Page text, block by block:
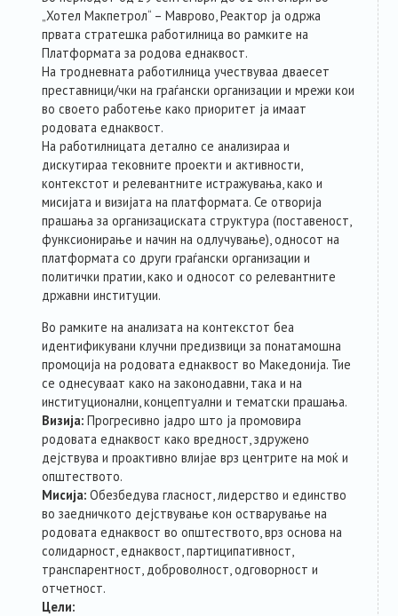
„Хотел Макпетрол“ – Маврово, Реактор ја одржа
првата стратешка работилница во рамките на
Платформата за родова еднаквост.
На тродневната работилница учествуваа дваесет
преставници/чки на граѓански организации и мрежи кои
во своето работење како приоритет ја имаат
родовата еднаквост.
На работилницата детално се анализираа и
дискутираа тековните проекти и активности,
контекстот и релевантните истражувања, како и
мисијата и визијата на платформата. Се отворија
прашања за организациската структура (поставеност,
функсионирање и начин на одлучување), односот на
платформата со други граѓански организации и
политички пратии, како и односот со релевантните
државни институции.
Во рамките на анализата на контекстот беа
идентификувани клучни предизвици за понатамошна
промоција на родовата еднаквост во Македонија. Тие
се однесуваат како на законодавни, така и на
институционални, концептуални и тематски прашања.
Визија:Прогресивно јадро што ја промовира
родовата еднаквост како вредност, здружено
дејствува и проактивно влијае врз центрите на моќ и
општеството.
Мисија:Обезбедува гласност, лидерство и единство
во заедничкото дејствување кон остварување на
родовата еднаквост во општеството, врз основа на
солидарност, еднаквост, партиципативност,
транспарентност, доброволност, одговорност и
отчетност.
Цели: